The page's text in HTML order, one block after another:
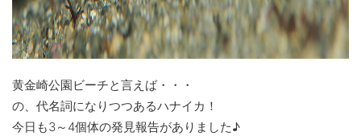
黄金崎公園ビーチと言えば・・・
の、代名詞になりつつあるハナイカ！
今日も3～4個体の発見報告がありました♪